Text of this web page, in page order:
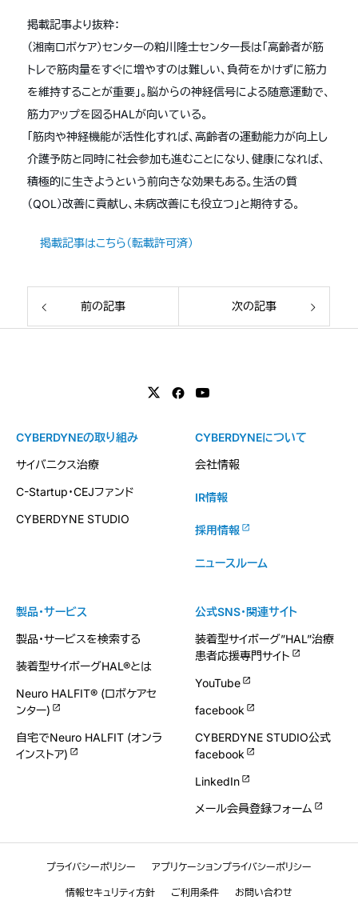
掲載記事より抜粋：
（湘南ロボケア）センターの粕川隆士センター長は「高齢者が筋
トレで筋肉量をすぐに増やすのは難しい、負荷をかけずに筋力
を維持することが重要」。脳からの神経信号による随意運動で、
筋力アップを図るHALが向いている。
「筋肉や神経機能が活性化すれば、高齢者の運動能力が向上し
介護予防と同時に社会参加も進むことになり、健康になれば、
積極的に生きようという前向きな効果もある。生活の質
（QOL）改善に貢献し、未病改善にも役立つ」と期待する。
掲載記事はこちら（転載許可済）
前の記事 次の記事
製品・サービス
製品・サービスを検索する
装着型サイボーグHAL®とは
Neuro HALFIT® (ロボケアセ
ンター)
自宅でNeuro HALFIT (オンラ
インストア)
CYBERDYNEの取り組み
サイバニクス治療
C-Startup・CEJファンド
CYBERDYNE STUDIO
CYBERDYNEについて
会社情報
IR情報
採用情報
ニュースルーム
公式SNS・関連サイト
装着型サイボーグ”HAL”治療
患者応援専門サイト
YouTube
facebook
CYBERDYNE STUDIO公式
facebook
LinkedIn
メール会員登録フォーム
プライバシーポリシー アプリケーションプライバシーポリシー
情報セキュリティ方針 ご利用条件 お問い合わせ